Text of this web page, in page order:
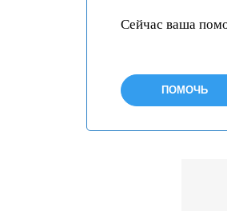
Сейчас ваша
ПОМОЧЬ